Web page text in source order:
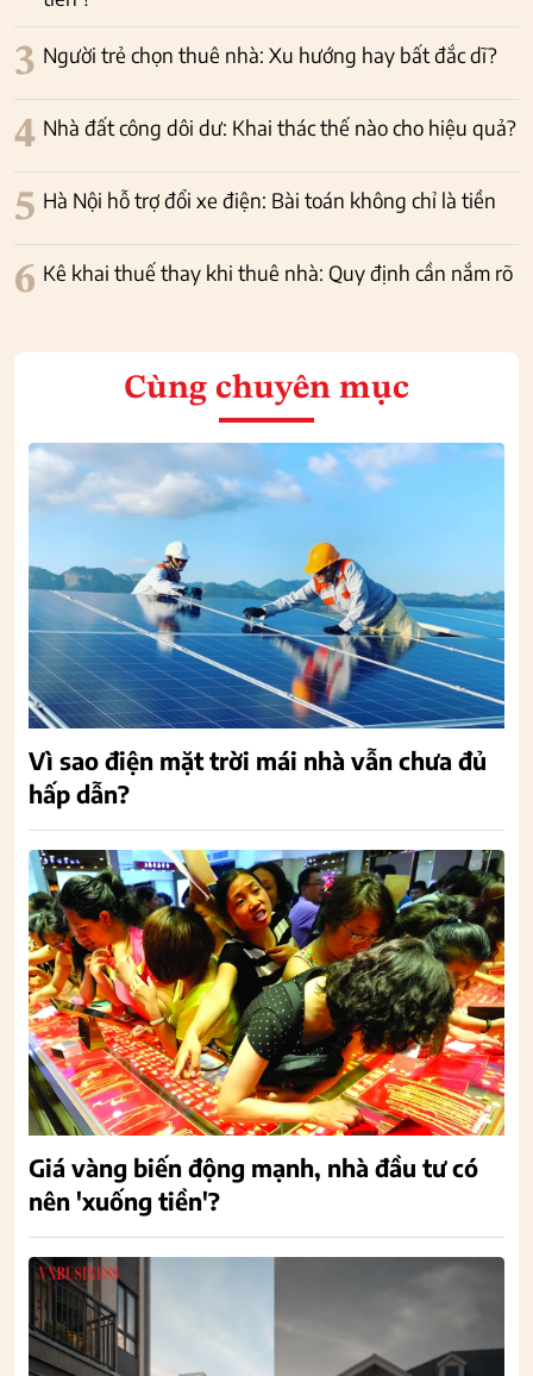
3 Người trẻ chọn thuê nhà: Xu hướng hay bất đắc dĩ?
4 Nhà đất công dôi dư: Khai thác thế nào cho hiệu quả?
5 Hà Nội hỗ trợ đổi xe điện: Bài toán không chỉ là tiền
6 Kê khai thuế thay khi thuê nhà: Quy định cần nắm rõ
Cùng chuyên mục
Vì sao điện mặt trời mái nhà vẫn chưa đủ
hấp dẫn?
Giá vàng biến động mạnh, nhà đầu tư có
nên 'xuống tiền'?